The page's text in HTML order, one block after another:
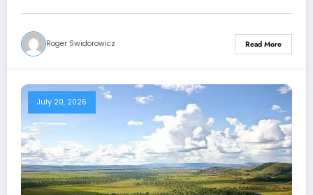
planeta
Roger Swidorowicz Read More
July 20, 2026